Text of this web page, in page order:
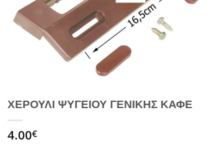
ΧΕΡΟΥΛΙ ΨΥΓΕΙΟΥ ΓΕΝΙΚΗΣ ΚΑΦΕ
4.00€